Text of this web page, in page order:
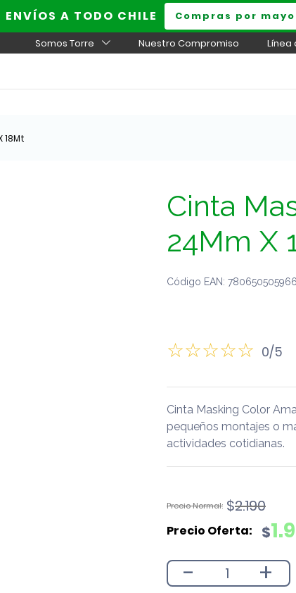
ENVÍOS A TODO CHILE Compras por
Somos Torre Nuestro Compromiso Línea
18Mt
Cinta
24Mm X
Código EAN:
0/5
Cinta Masking Color
pequeños montajes o
actividades cotidianas.
$2.190
El
original
$2.190.
$
El
actual
$1.990.
- +